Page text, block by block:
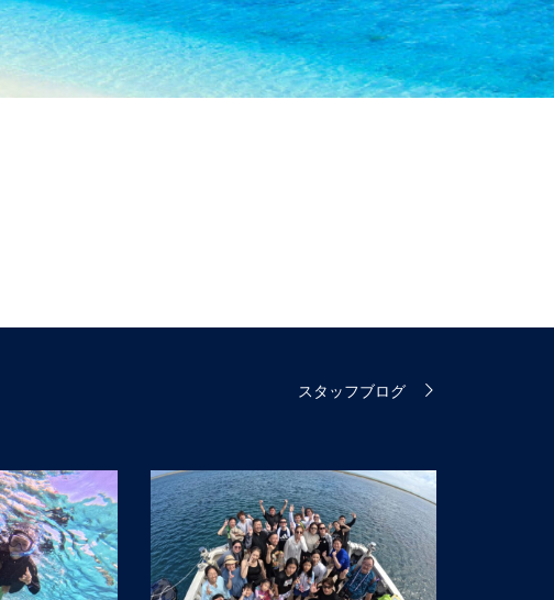
スタッフブログ